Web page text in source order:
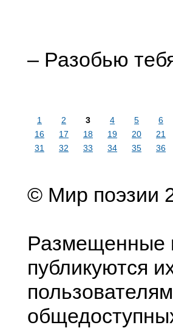
– Разобью
1 2 3 4 5 6
16
17 18 19 20 21
31
32 33 34 35 36
© Мир поэзии
Размещенные
публикуются